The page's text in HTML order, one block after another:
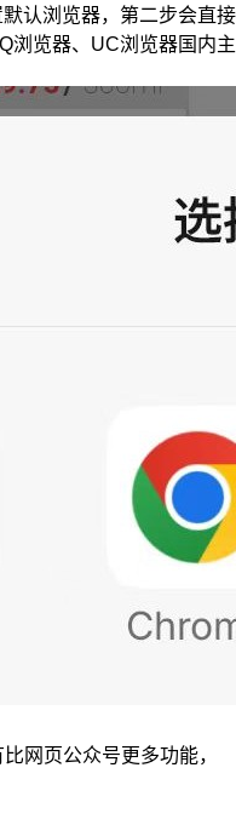
认浏览器，第二步会直接
浏览器、UC浏览器国内主
网页公众号更多功能，